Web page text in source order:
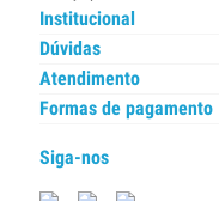
Institucional
Dúvidas
Atendimento
Formas de pagamento
Siga-nos